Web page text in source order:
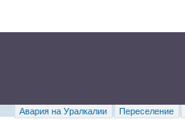
Авария на Уралкалии Переселение